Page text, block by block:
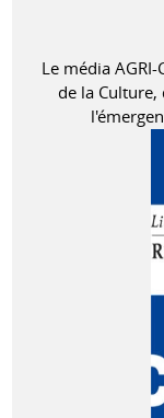
Le média
de la Culture,